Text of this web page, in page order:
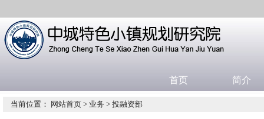
首页 简介
当前位置： 网站首页 > 业务 > 投融资部